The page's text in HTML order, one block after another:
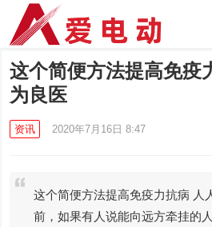
这个简便方法提高免疫
为良医
资讯 2020年7月16日 8:47
这个简便方法提高免疫力抗病 人
前，如果有人说能向远方牵挂的